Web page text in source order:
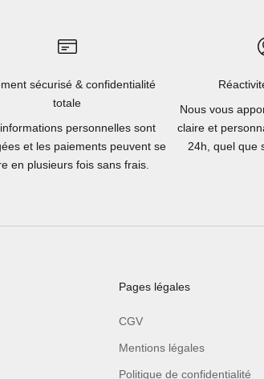
sécurisé & confidentialité
totale
personnelles sont
et les paiements peuvent se
en plusieurs fois sans frais.
Nous vous
claire et
24h, quel que
Pages légales
CGV
Mentions légales
Politique de confidentialité